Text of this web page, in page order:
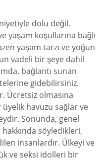
dolu değil.
yaşam koşullarına bağlı
yaşam tarzı ve yoğun
vadeli bir şeye dahil
bağlantı sunan
gidebilirsiniz.
Ücretsiz olmasına
havuzu sağlar ve
Sonunda, genel
söyledikleri,
insanlardır. Ülkeyi ve
ve seksi idolleri bir